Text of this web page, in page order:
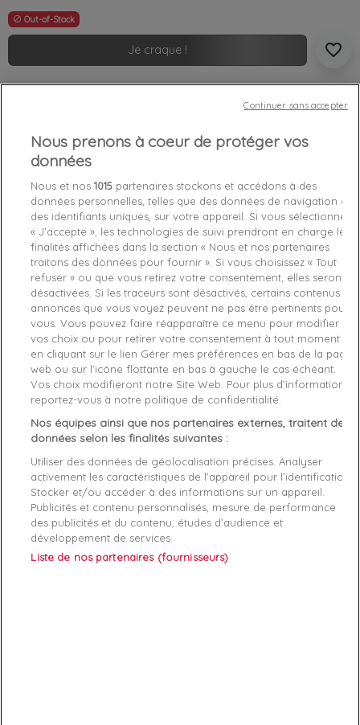
 Out-of-Stock
Je craque ! favorite_border
Caractéristiques produit
Détails du produit Fabriquant
Référence M20001MR-VM3 L
Fiche technique
Couleur Gris
Matière Synthétique
Genre Homme
Rayon Vetement
Démarque 35 %
Références spécifiques
EAN-13 5057101658611
Nous prenons à coeur de protéger vos
données
Nous et nos1015 partenaires stockons et accédons à des
données personnelles, telles que des données de navigation ou
des identifiants uniques, sur votre appareil. Si vous sélectionnez
« J’accepte », les technologies de suivi prendront en charge les
finalités affichées dans la section « Nous et nos partenaires
traitons des données pour fournir ». Si vous choisissez « Tout
refuser » ou que vous retirez votre consentement, elles seront
désactivées. Si les traceurs sont désactivés, certains contenus et
annonces que vous voyez peuvent ne pas être pertinents pour
vous. Vous pouvez faire réapparaître ce menu pour modifier
vos choix ou pour retirer votre consentement à tout moment
en cliquant sur le lien Gérer mes préférences en bas de la page
web ou sur l’icône flottante en bas à gauche le cas échéant.
Vos choix modifieront notre Site Web. Pour plus d’informations,
reportez-vous à notre politique de confidentialité.
Nos équipes ainsi que nos partenaires externes, traitent des
données selon les finalités suivantes :
Utiliser des données de géolocalisation précises. Analyser
activement les caractéristiques de l’appareil pour l’identification.
Stocker et/ou accéder à des informations sur un appareil.
Publicités et contenu personnalisés, mesure de performance
des publicités et du contenu, études d’audience et
développement de services.
Liste de nos partenaires (fournisseurs)
Continuer sans accepter